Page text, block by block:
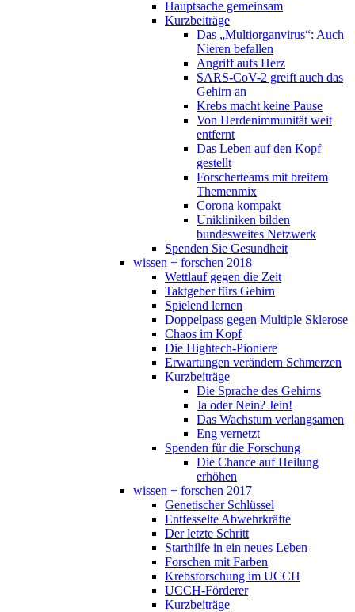
Hauptsache gemeinsam
Kurzbeiträge
Das „Multiorganvirus“: Auch
Nieren befallen
Angriff aufs Herz
SARS-CoV-2 greift auch das
Gehirn an
Krebs macht keine Pause
Von Herdenimmunität weit
entfernt
Das Leben auf den Kopf
gestellt
Forscherteams mit breitem
Themenmix
Corona kompakt
Unikliniken bilden
bundesweites Netzwerk
Spenden Sie Gesundheit
wissen + forschen 2018
Wettlauf gegen die Zeit
Taktgeber fürs Gehirn
Spielend lernen
Doppelpass gegen Multiple Sklerose
Chaos im Kopf
Die Hightech-Pioniere
Erwartungen verändern Schmerzen
Kurzbeiträge
Die Sprache des Gehirns
Ja oder Nein? Jein!
Das Wachstum verlangsamen
Eng vernetzt
Spenden für die Forschung
Die Chance auf Heilung
erhöhen
wissen + forschen 2017
Genetischer Schlüssel
Entfesselte Abwehrkräfte
Der letzte Schritt
Starthilfe in ein neues Leben
Forschen mit Farben
Krebsforschung im UCCH
UCCH-Förderer
Kurzbeiträge